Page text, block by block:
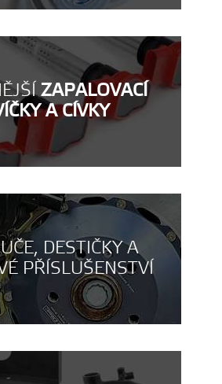
ZAPALOVACÍ
A CÍVKY
DESTIČKY A
PŘÍSLUŠENSTVÍ